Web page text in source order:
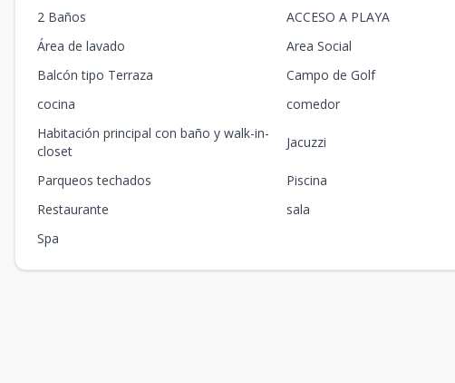
2 Baños ACCESO A PLAYA
Área de lavado
Area Social
Balcón tipo Terraza
Campo de Golf
cocina
comedor
Habitación principal con baño y walk-in-
closet
Jacuzzi
Parqueos techados Piscina
Restaurante
sala
Spa